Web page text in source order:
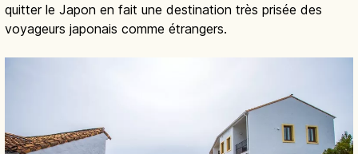
quitter le Japon en fait une destination très prisée des
voyageurs japonais comme étrangers.